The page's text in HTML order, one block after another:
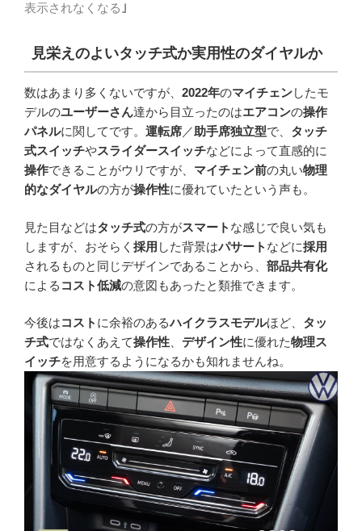
表示されなくなる ｣
見栄えのよいタッチ式か実用性のダイヤルか
数はあまり多くないですが、 2022年のマイチェンしたモ
デルのユーザーさん達から目立ったのはエアコンの操作
パネルに関してです。 運転席／助手席独立型で、 タッチ
式スイッチやスライダースイッチなどによって直感的に
操作できることがウリですが、 マイチェン前の丸い物理
的なダイヤルの方が操作性に優れていたという声も。
見た目などはタッチ式の方がスマート な感じで良い気も
しますが、おそらく 採用 した背景はパサート などに採用
されるものと同じデザインであることから、 部品共有化
による コスト低減の意図もあったと類推できます。
今後はコスト に余裕のあるハイクラスモデルほど、 タッ
チ式ではなくあえて操作性 デザイン性に優れた物理ス
イッチを用意するようになるかも知れませんね。